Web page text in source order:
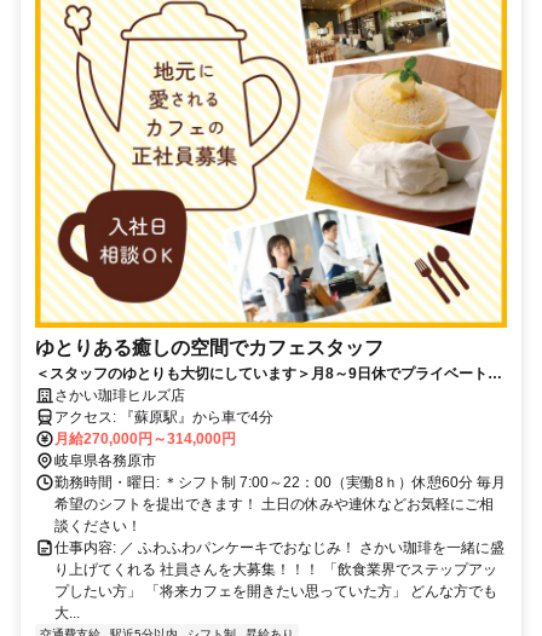
ゆとりある癒しの空間でカフェスタッフ
＜スタッフのゆとりも大切にしています＞月8～9日休でプライベートも
充実！賞与年2回！未経験歓迎！これまでの経験を生かして活躍したい
方大歓迎！
さかい珈琲ヒルズ店
アクセス: 『蘇原駅』から車で4分
月給270,000円～314,000円
岐阜県各務原市
勤務時間・曜日: ＊シフト制 7:00～22：00（実働8ｈ）休憩60分 毎月
希望のシフトを提出できます！ 土日の休みや連休などお気軽にご相
談ください！
仕事内容: ／ ふわふわパンケーキでおなじみ！ さかい珈琲を一緒に盛
り上げてくれる 社員さんを大募集！！！ 「飲食業界でステップアッ
プしたい方」 「将来カフェを開きたい思っていた方」 どんな方でも
大...